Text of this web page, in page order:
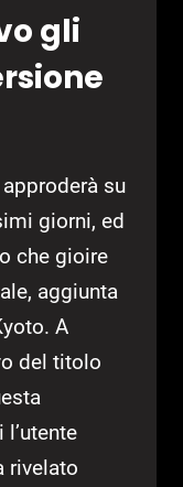
gli
su
giorni, ed
che gioire
aggiunta
A
del titolo
rivelato